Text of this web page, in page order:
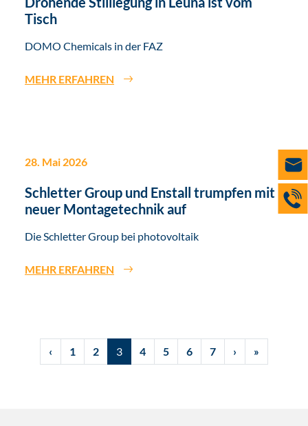
Tisch
DOMO Chemicals in der FAZ
MEHR ERFAHREN
28. Mai 2026
Schletter Group und Enstall trumpfen mit
neuer Montagetechnik auf
Die Schletter Group bei photovoltaik
MEHR ERFAHREN
‹ 1 2 3 4 5 6 7 › »